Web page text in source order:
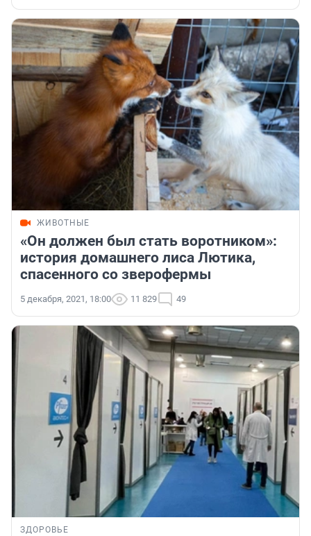
ЖИВОТНЫЕ
«Он должен был стать воротником»:
история домашнего лиса Лютика,
спасенного со зверофермы
5 декабря, 2021, 18:00 11 829 49
ЗДОРОВЬЕ